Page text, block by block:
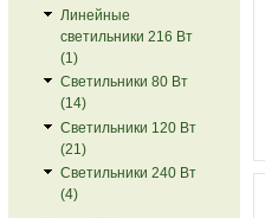
Линейные
светильники 216 Вт
(1)
Светильники 80 Вт
(14)
Светильники 120 Вт
(21)
Светильники 240 Вт
(4)